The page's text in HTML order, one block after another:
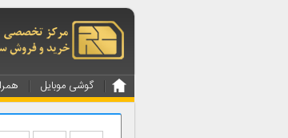
گوشی موبایل